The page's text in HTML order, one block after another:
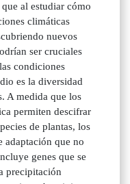
al estudiar cómo
climáticas
nuevos
ser cruciales
condiciones
es la diversidad
A medida que los
permiten descifrar
de plantas, los
adaptación que no
genes que se
precipitación